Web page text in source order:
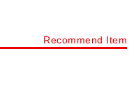
Recommend Item